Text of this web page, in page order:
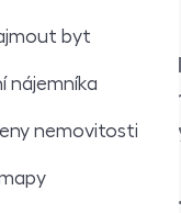
byt
nájemníka
nemovitosti
byt je písemný
mezi
součástí
konkrétní
se byt nachází.